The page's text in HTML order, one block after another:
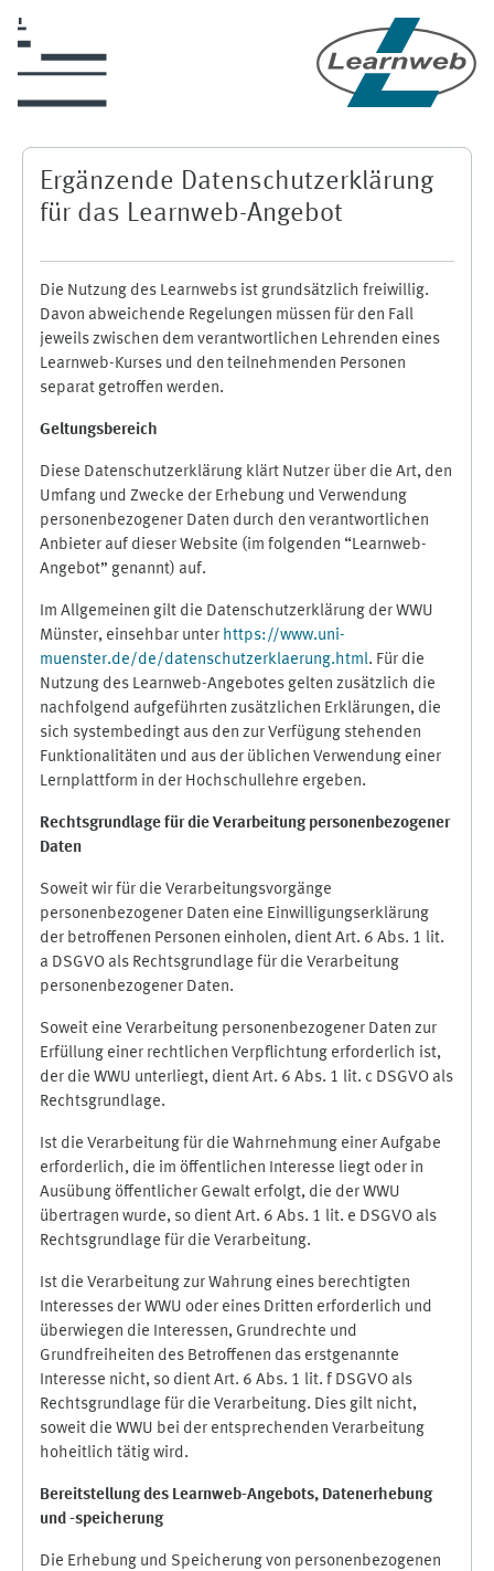
Ergänzende Datenschutzerklärung
für das Learnweb-Angebot
Die Nutzung des Learnwebs ist grundsätzlich freiwillig.
Davon abweichende Regelungen müssen für den Fall
jeweils zwischen dem verantwortlichen Lehrenden eines
Learnweb-Kurses und den teilnehmenden Personen
separat getroffen werden.
Geltungsbereich
Diese Datenschutzerklärung klärt Nutzer über die Art, den
Umfang und Zwecke der Erhebung und Verwendung
personenbezogener Daten durch den verantwortlichen
Anbieter auf dieser Website (im folgenden “Learnweb-
Angebot” genannt) auf.
Im Allgemeinen gilt die Datenschutzerklärung der WWU
Münster, einsehbar unter https://www.uni-
muenster.de/de/datenschutzerklaerung.html. Für die
Nutzung des Learnweb-Angebotes gelten zusätzlich die
nachfolgend aufgeführten zusätzlichen Erklärungen, die
sich systembedingt aus den zur Verfügung stehenden
Funktionalitäten und aus der üblichen Verwendung einer
Lernplattform in der Hochschullehre ergeben.
Rechtsgrundlage für die Verarbeitung personenbezogener
Daten
Soweit wir für die Verarbeitungsvorgänge
personenbezogener Daten eine Einwilligungserklärung
der betroffenen Personen einholen, dient Art. 6 Abs. 1 lit.
a DSGVO als Rechtsgrundlage für die Verarbeitung
personenbezogener Daten.
Soweit eine Verarbeitung personenbezogener Daten zur
Erfüllung einer rechtlichen Verpflichtung erforderlich ist,
der die WWU unterliegt, dient Art. 6 Abs. 1 lit. c DSGVO als
Rechtsgrundlage.
Ist die Verarbeitung für die Wahrnehmung einer Aufgabe
erforderlich, die im öffentlichen Interesse liegt oder in
Ausübung öffentlicher Gewalt erfolgt, die der WWU
übertragen wurde, so dient Art. 6 Abs. 1 lit. e DSGVO als
Rechtsgrundlage für die Verarbeitung.
Ist die Verarbeitung zur Wahrung eines berechtigten
Interesses der WWU oder eines Dritten erforderlich und
überwiegen die Interessen, Grundrechte und
Grundfreiheiten des Betroffenen das erstgenannte
Interesse nicht, so dient Art. 6 Abs. 1 lit. f DSGVO als
Rechtsgrundlage für die Verarbeitung. Dies gilt nicht,
soweit die WWU bei der entsprechenden Verarbeitung
hoheitlich tätig wird.
Bereitstellung des Learnweb-Angebots, Datenerhebung
und -speicherung
Die Erhebung und Speicherung von personenbezogenen